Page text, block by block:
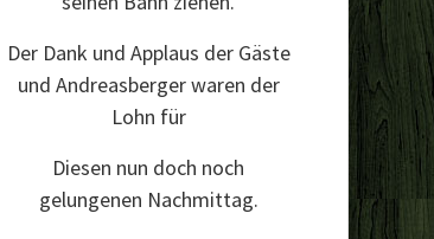
Der Dank und Applaus der Gäste
und Andreasberger waren der
Lohn für
Diesen nun doch noch
gelungenen Nachmittag.